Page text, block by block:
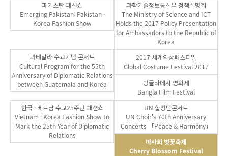
파키스탄 패션쇼
Emerging Pakistan: Pakistan ·
Korea Fashion Show
과학기술정보통신부 정책설명회
The Ministry of Science and ICT
Holds the 2017 Policy Presentation
for Ambassadors to the Republic of
Korea
과테말라 수교기념 콘서트
Cultural Program for the 55th
Anniversary of Diplomatic Relations
between Guatemala and Korea
2017 세계의상페스티벌
Global Costume Festival 2017
방글라데시 영화제
Bangla Film Festival
한국 · 베트남 수교25주년 패션쇼
Vietnam · Korea Fashion Show to
Mark the 25th Year of Diplomatic
Relations
UN 합창단콘서트
UN Choir's 70th Anniversary
Concerts 「Peace & Harmony」
마사회 벚꽃축제
Cherry Blossom Festival